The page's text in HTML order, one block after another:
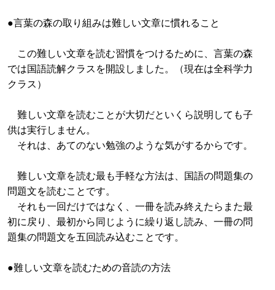
●言葉の森の取り組みは難しい文章に慣れること
この難しい文章を読む習慣をつけるために、言葉の森
では国語読解クラスを開設しました。（現在は全科学力
クラス）
難しい文章を読むことが大切だといくら説明しても子
供は実行しません。
それは、あてのない勉強のような気がするからです。
難しい文章を読む最も手軽な方法は、国語の問題集の
問題文を読むことです。
それも一回だけではなく、一冊を読み終えたらまた最
初に戻り、最初から同じように繰り返し読み、一冊の問
題集の問題文を五回読み込むことです。
●難しい文章を読むための音読の方法